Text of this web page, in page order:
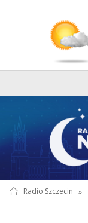
Radio Szczecin »